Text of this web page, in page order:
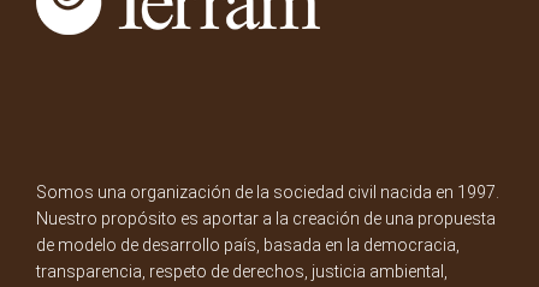
Somos una organización de la sociedad civil nacida en 1997.
Nuestro propósito es aportar a la creación de una propuesta
de modelo de desarrollo país, basada en la democracia,
transparencia, respeto de derechos, justicia ambiental,